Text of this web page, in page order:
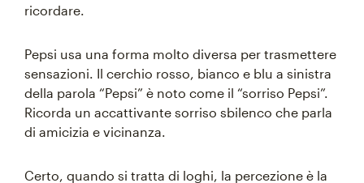
ricordare.
Pepsi usa una forma molto diversa per trasmettere
sensazioni. Il cerchio rosso, bianco e blu a sinistra
della parola “Pepsi” è noto come il “sorriso Pepsi”.
Ricorda un accattivante sorriso sbilenco che parla
di amicizia e vicinanza.
Certo, quando si tratta di loghi, la percezione è la